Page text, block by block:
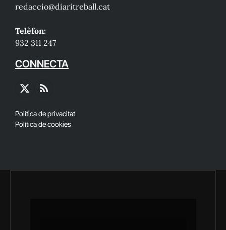
redaccio@diaritreball.cat
Telèfon:
932 311 247
CONNECTA
X
RSS
Política de privacitat
Política de cookies